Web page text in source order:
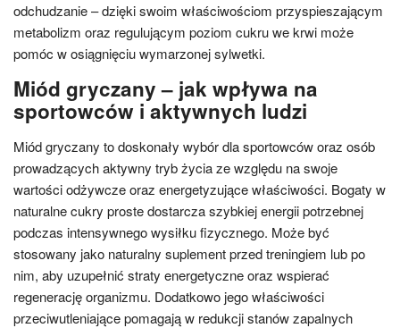
odchudzanie – dzięki swoim właściwościom przyspieszającym
metabolizm oraz regulującym poziom cukru we krwi może
pomóc w osiągnięciu wymarzonej sylwetki.
Miód gryczany – jak wpływa na
sportowców i aktywnych ludzi
Miód gryczany to doskonały wybór dla sportowców oraz osób
prowadzących aktywny tryb życia ze względu na swoje
wartości odżywcze oraz energetyzujące właściwości. Bogaty w
naturalne cukry proste dostarcza szybkiej energii potrzebnej
podczas intensywnego wysiłku fizycznego. Może być
stosowany jako naturalny suplement przed treningiem lub po
nim, aby uzupełnić straty energetyczne oraz wspierać
regenerację organizmu. Dodatkowo jego właściwości
przeciwutleniające pomagają w redukcji stanów zapalnych